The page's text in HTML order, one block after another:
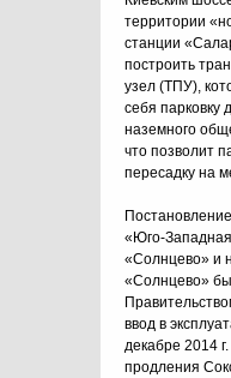
территории
станции
построить
узел (ТПУ),
себя парковку
наземного
что позволит
пересадку на
«Юго-
«Солнцево» и
«Солнцево»
ввод в
декабре 2014
продления